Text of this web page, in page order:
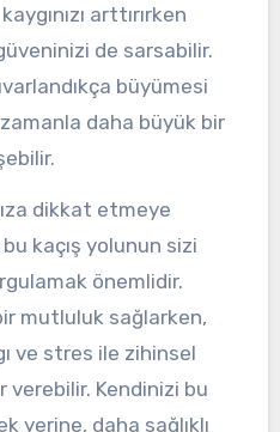
arttırırken
de sarsabilir.
büyümesi
daha büyük bir
dikkat etmeye
bu kaçış yolunun sizi
önemlidir.
mutluluk sağlarken,
ve stres ile zihinsel
verebilir. Kendinizi bu
yerine, daha sağlıklı